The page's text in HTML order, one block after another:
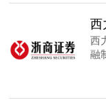
西
融